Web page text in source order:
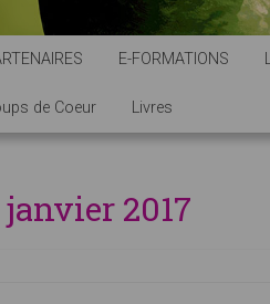
E-FORMATIONS
de Coeur Livres
janvier 2017